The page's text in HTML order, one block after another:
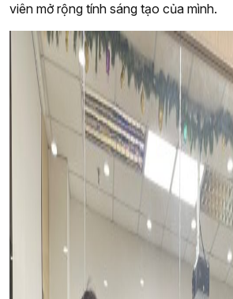
viên mở rộng tính sáng tạo của mình.